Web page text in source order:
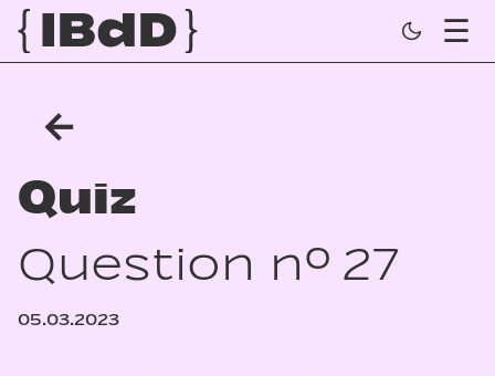
←
Quiz
Question n° 27
05.03.2023